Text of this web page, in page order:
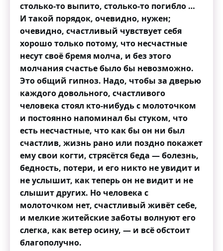
столько-то выпито, столько-то погибло …
И такой порядок, очевидно, нужен;
очевидно, счастливый чувствует себя
хорошо только потому, что несчастные
несут своё бремя молча, и без этого
молчания счастье было бы невозможно.
Это общий гипноз. Надо, чтобы за дверью
каждого довольного, счастливого
человека стоял кто-нибудь с молоточком
и постоянно напоминал бы стуком, что
есть несчастные, что как бы он ни был
счастлив, жизнь рано или поздно покажет
ему свои когти, стрясётся беда — болезнь,
бедность, потери, и его никто не увидит и
не услышит, как теперь он не видит и не
слышит других. Но человека с
молоточком нет, счастливый живёт себе,
и мелкие житейские заботы волнуют его
слегка, как ветер осину, — и всё обстоит
благополучно.